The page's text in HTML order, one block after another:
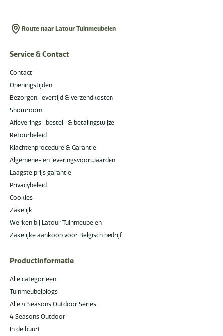
Route naar Latour Tuinmeubelen
Service & Contact
Contact
Openingstijden
Bezorgen, levertijd & verzendkosten
Showroom
Afleverings- bestel- & betalingswijze
Retourbeleid
Klachtenprocedure & Garantie
Algemene- en leveringsvoorwaarden
Laagste prijs garantie
Privacybeleid
Cookies
Zakelijk
Werken bij Latour Tuinmeubelen
Zakelijke aankoop voor Belgisch bedrijf
Productinformatie
Alle categorieën
Tuinmeubelblogs
Alle 4 Seasons Outdoor Series
4 Seasons Outdoor
In de buurt